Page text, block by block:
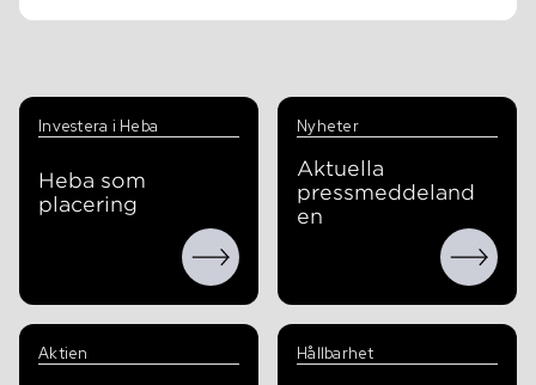
Investera i Heba
Heba som
placering
Nyheter
Aktuella
pressmeddeland
en
Aktien Hållbarhet